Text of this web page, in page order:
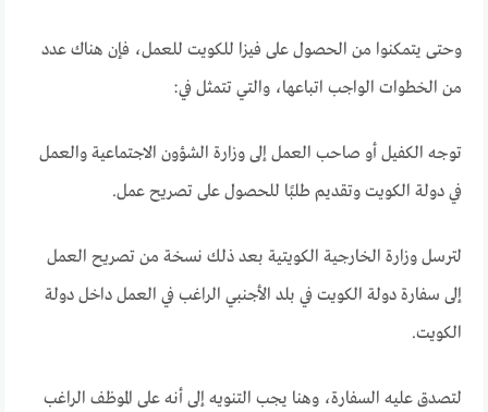
وحتى يتمكنوا من الحصول على فيزا للكويت للعمل، فإن هناك عدد
من الخطوات الواجب اتباعها، والتي تتمثل في:
توجه الكفيل أو صاحب العمل إلى وزارة الشؤون الاجتماعية والعمل
في دولة الكويت وتقديم طلبًا للحصول على تصريح عمل.
لترسل وزارة الخارجية الكويتية بعد ذلك نسخة من تصريح العمل
إلى سفارة دولة الكويت في بلد الأجنبي الراغب في العمل داخل دولة
الكويت.
لتصدق عليه السفارة، وهنا يجب التنويه إلى أنه على الموظف الراغب